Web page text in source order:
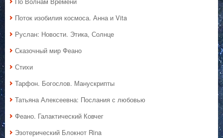
Поток изобилия космоса. Анна и Vita
Руслан: Новости. Этика, Солнце
Сказочный мир Феано
Стихи
Тарфон. Богослов. Манускрипты
Татьяна Алексеевна: Послания с любовью
Феано. Галактический Ковчег
Эзотерический Блокнот Rina